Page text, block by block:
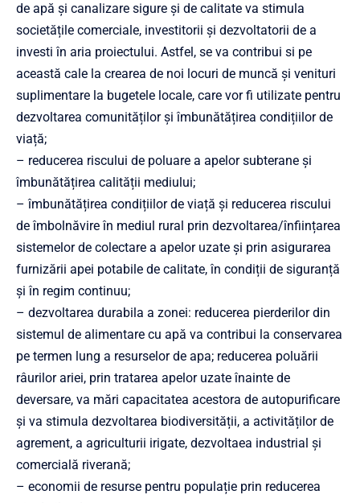
de apă și canalizare sigure și de calitate va stimula
societățile comerciale, investitorii și dezvoltatorii de a
investi în aria proiectului. Astfel, se va contribui si pe
această cale la crearea de noi locuri de muncă și venituri
suplimentare la bugetele locale, care vor fi utilizate pentru
dezvoltarea comunităților și îmbunătățirea condițiilor de
viață;
– reducerea riscului de poluare a apelor subterane și
îmbunătățirea calității mediului;
– îmbunătățirea condițiilor de viață și reducerea riscului
de îmbolnăvire în mediul rural prin dezvoltarea/înființarea
sistemelor de colectare a apelor uzate și prin asigurarea
furnizării apei potabile de calitate, în condiții de siguranță
și în regim continuu;
– dezvoltarea durabila a zonei: reducerea pierderilor din
sistemul de alimentare cu apă va contribui la conservarea
pe termen lung a resurselor de apa; reducerea poluării
râurilor ariei, prin tratarea apelor uzate înainte de
deversare, va mări capacitatea acestora de autopurificare
și va stimula dezvoltarea biodiversității, a activităților de
agrement, a agriculturii irigate, dezvoltaea industrial și
comercială riverană;
– economii de resurse pentru populație prin reducerea